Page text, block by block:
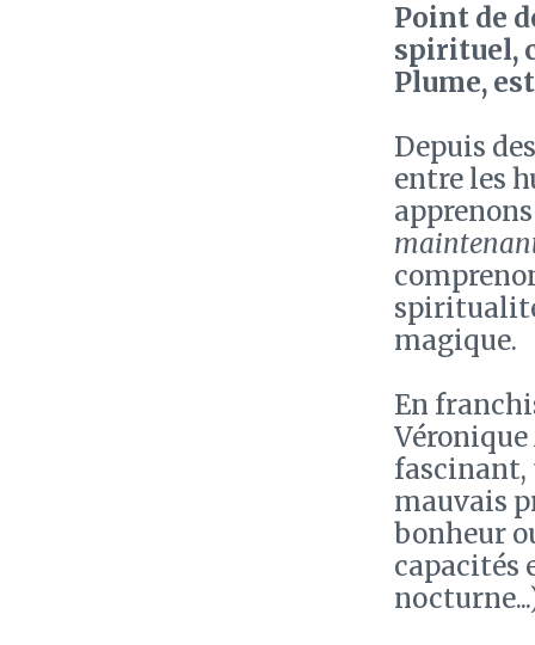
Point de
spirituel,
Plume,
Depuis
entre les
magique.
En
fascinant,
mauvais
bonheur
capacités